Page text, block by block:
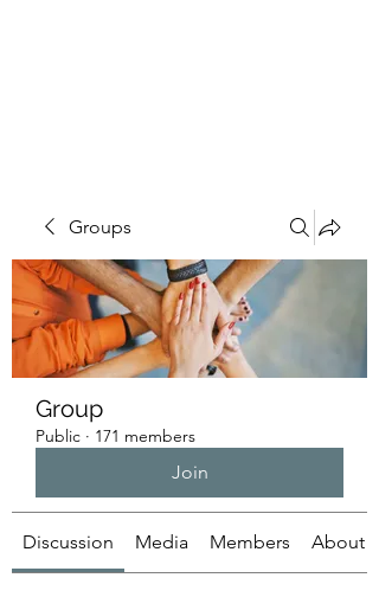
Groups
Group
Public · 171 members
Join
Discussion Media Members About